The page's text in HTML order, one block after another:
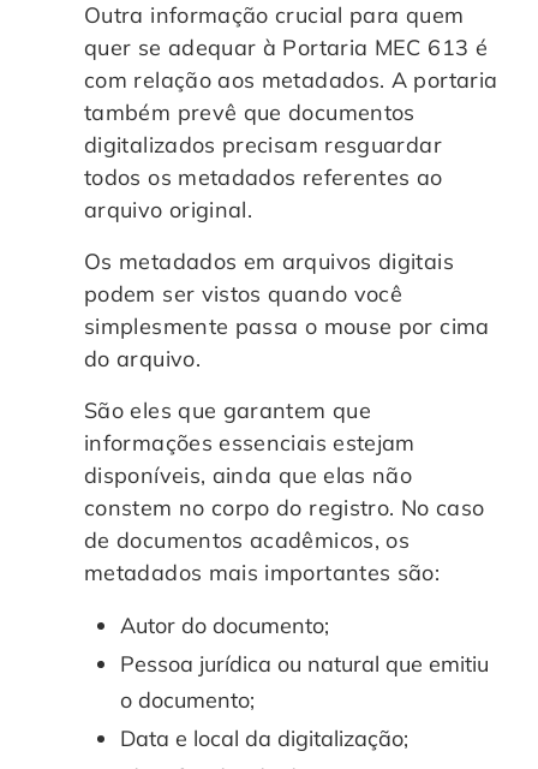
Outra informação crucial para quem
quer se adequar à Portaria MEC 613 é
com relação aos metadados. A portaria
também prevê que documentos
digitalizados precisam resguardar
todos os metadados referentes ao
arquivo original.
Os metadados em arquivos digitais
podem ser vistos quando você
simplesmente passa o mouse por cima
do arquivo.
São eles que garantem que
informações essenciais estejam
disponíveis, ainda que elas não
constem no corpo do registro. No caso
de documentos acadêmicos, os
metadados mais importantes são:
Autor do documento;
Pessoa jurídica ou natural que emitiu
o documento;
Data e local da digitalização;